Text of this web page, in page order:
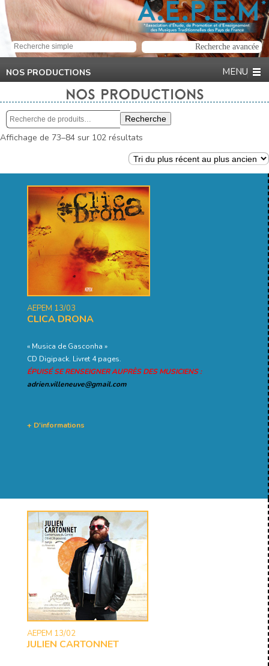
NOS PRODUCTIONS
NOS PRODUCTIONS
Recherche
pour :
Recherche
Affichage de 73–84 sur 102 résultats
plus
récent
au
plus
ancien
AEPEM 13/03
CLICA DRONA
« Musica de Gasconha »
CD Digipack. Livret 4 pages.
ÉPUISÉ SE RENSEIGNER AUPRÈS DES MUSICIENS :
adrien.villeneuve@gmail.com
+ D'informations
AEPEM 13/02
JULIEN CARTONNET